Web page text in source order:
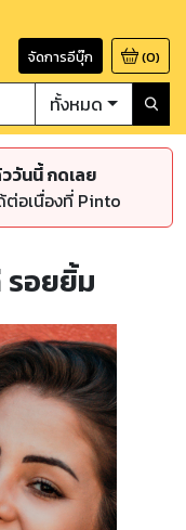
จัดการอีบุ๊ก (0)
ทั้งหมด
วันนี้ กดเลย
อเนื่องที่ Pinto
รอยยิ้ม